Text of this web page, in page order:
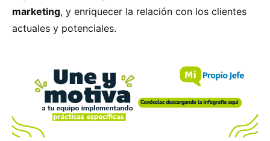
marketing, y enriquecer la relación con los clientes
actuales y potenciales.